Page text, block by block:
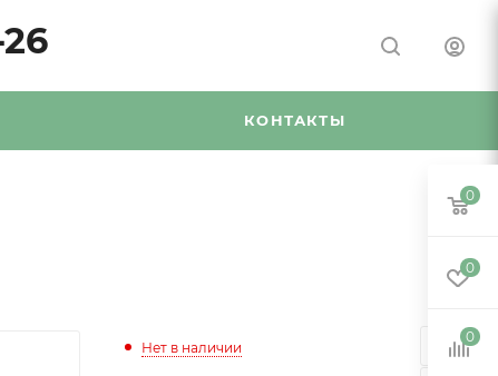
КОНТАКТЫ
Нет в наличии
0
0
0